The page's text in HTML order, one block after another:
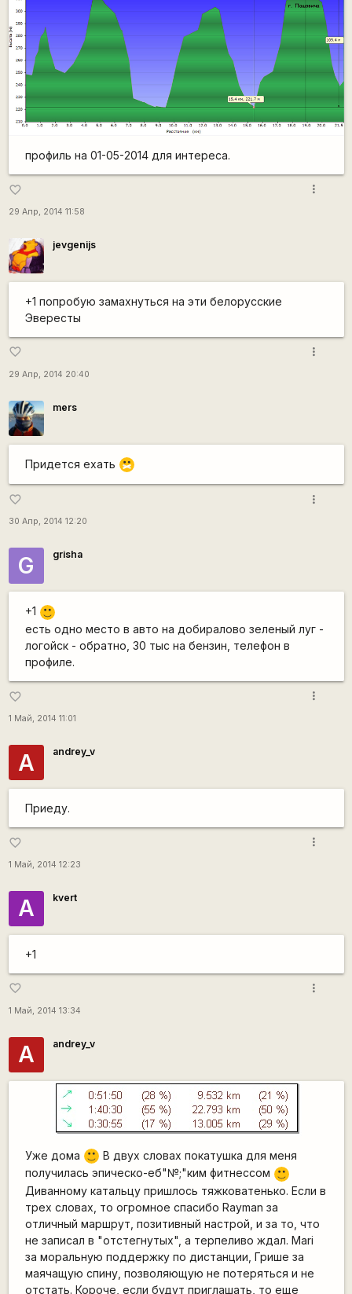
профиль на 01-05-2014 для интереса.
favorite_border
29 Апр, 2014 11:58
more_vert
jevgenijs
+1 попробую замахнуться на эти белорусские
Эвересты
favorite_border
29 Апр, 2014 20:40
more_vert
mers
Придется ехать :-X
favorite_border
30 Апр, 2014 12:20
more_vert
G grisha
+1
:)
есть одно место в авто на добиралово зеленый луг -
логойск - обратно, 30 тыс на бензин, телефон в
профиле.
favorite_border
1 Май, 2014 11:01
more_vert
A andrey_v
Приеду.
favorite_border
1 Май, 2014 12:23
more_vert
А kvert
+1
favorite_border
1 Май, 2014 13:34
more_vert
A andrey_v
Уже дома :)
В двух словах покатушка для меня
получилась эпическо-еб"№;"ким фитнессом
:)
Диванному катальцу пришлось тяжковатенько. Если в
трех словах, то огромное спасибо Rayman за
отличный маршрут, позитивный настрой, и за то, что
не записал в "отстегнутых", а терпеливо ждал. Mari
за моральную поддержку по дистанции, Грише за
маячащую спину, позволяющую не потеряться и не
отстать. Короче, если будут приглашать, то еще